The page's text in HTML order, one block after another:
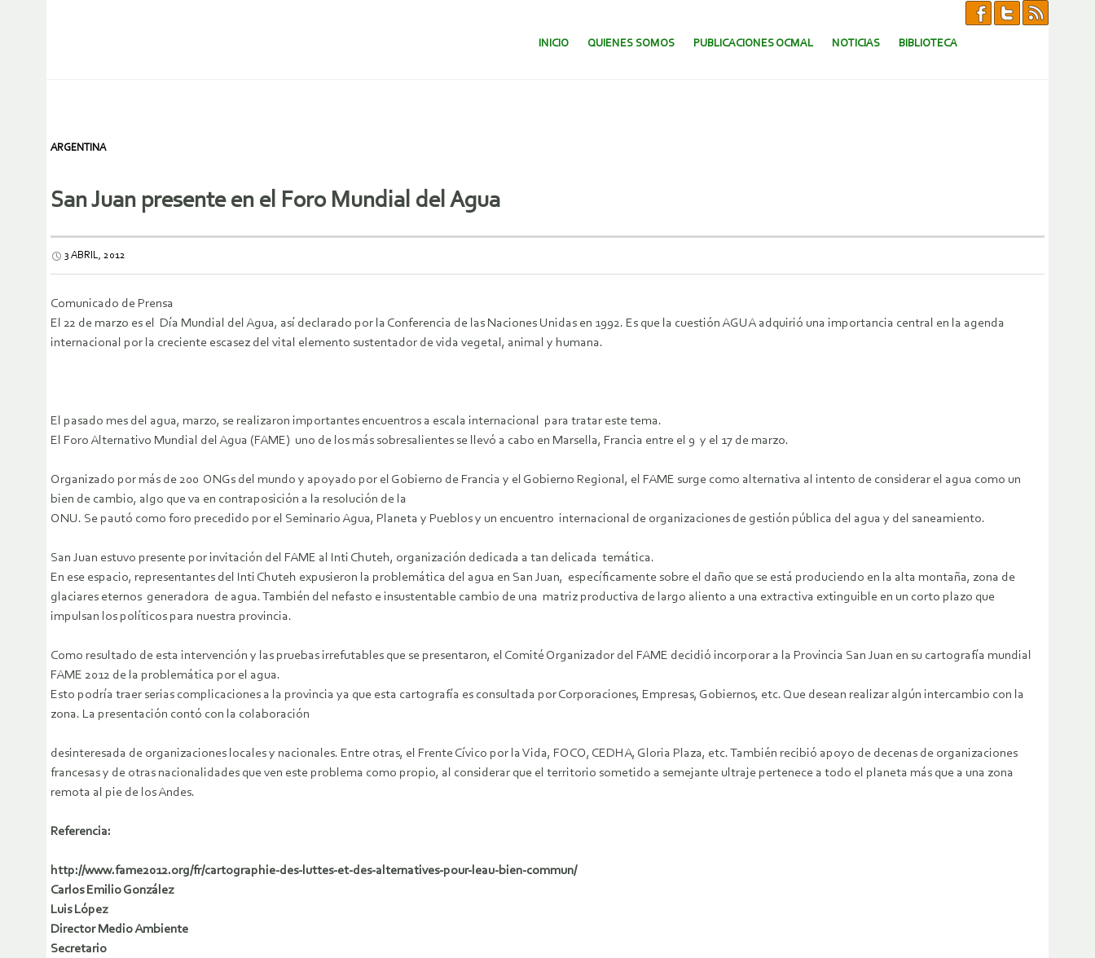
SALTAR AL CONTENIDO.
INICIO QUIENES SOMOS PUBLICACIONES OCMAL NOTICIAS BIBLIOTECA
ARGENTINA
San Juan presente en el Foro Mundial del Agua
3 ABRIL, 2012
Comunicado de Prensa
El 22 de marzo es el Día Mundial del Agua, así declarado por la Conferencia de las Naciones Unidas en 1992. Es que la cuestión AGUA adquirió una importancia central en la agenda
internacional por la creciente escasez del vital elemento sustentador de vida vegetal, animal y humana.
El pasado mes del agua, marzo, se realizaron importantes encuentros a escala internacional para tratar este tema.
El Foro Alternativo Mundial del Agua (FAME) uno de los más sobresalientes se llevó a cabo en Marsella, Francia entre el 9 y el 17 de marzo.
Organizado por más de 200 ONGs del mundo y apoyado por el Gobierno de Francia y el Gobierno Regional, el FAME surge como alternativa al intento de considerar el agua como un
bien de cambio, algo que va en contraposición a la resolución de la
ONU. Se pautó como foro precedido por el Seminario Agua, Planeta y Pueblos y un encuentro internacional de organizaciones de gestión pública del agua y del saneamiento.
San Juan estuvo presente por invitación del FAME al Inti Chuteh, organización dedicada a tan delicada temática.
En ese espacio, representantes del Inti Chuteh expusieron la problemática del agua en San Juan, específicamente sobre el daño que se está produciendo en la alta montaña, zona de
glaciares eternos generadora de agua. También del nefasto e insustentable cambio de una matriz productiva de largo aliento a una extractiva extinguible en un corto plazo que
impulsan los políticos para nuestra provincia.
Como resultado de esta intervención y las pruebas irrefutables que se presentaron, el Comité Organizador del FAME decidió incorporar a la Provincia San Juan en su cartografía mundial
FAME 2012 de la problemática por el agua.
Esto podría traer serias complicaciones a la provincia ya que esta cartografía es consultada por Corporaciones, Empresas, Gobiernos, etc. Que desean realizar algún intercambio con la
zona. La presentación contó con la colaboración
desinteresada de organizaciones locales y nacionales. Entre otras, el Frente Cívico por la Vida, FOCO, CEDHA, Gloria Plaza, etc. También recibió apoyo de decenas de organizaciones
francesas y de otras nacionalidades que ven este problema como propio, al considerar que el territorio sometido a semejante ultraje pertenece a todo el planeta más que a una zona
remota al pie de los Andes.
Referencia:
http://www.fame2012.org/fr/cartographie-des-luttes-et-des-alternatives-pour-leau-bien-commun/
Carlos Emilio González
Luis López
Director Medio Ambiente
Secretario